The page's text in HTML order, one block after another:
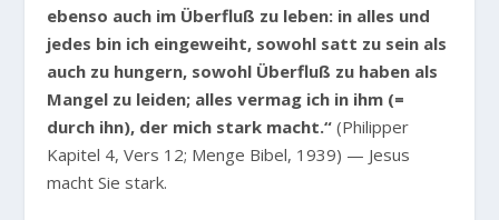
ebenso auch im Überfluß zu leben: in alles und
jedes bin ich eingeweiht, sowohl satt zu sein als
auch zu hungern, sowohl Überfluß zu haben als
Mangel zu leiden; alles vermag ich in ihm (=
durch ihn), der mich stark macht.“ (Philipper
Kapitel 4, Vers 12; Menge Bibel, 1939) — Jesus
macht Sie stark.